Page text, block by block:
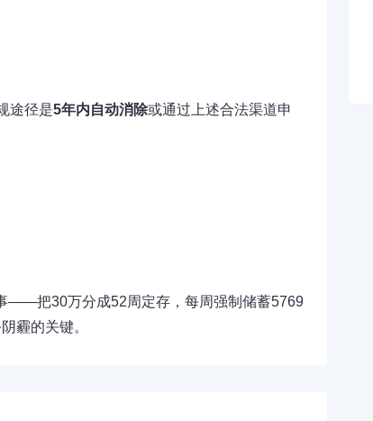
途径是5年内自动消除或通过上述合法渠道申
——把30万分成52周定存，每周强制储蓄5769
霾的关键。